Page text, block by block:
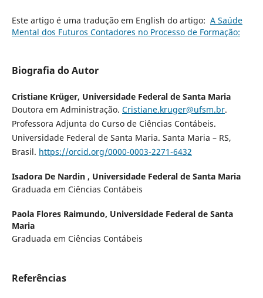
Este artigo é uma tradução em English do artigo: A Saúde
Mental dos Futuros Contadores no Processo de Formação:
Biografia do Autor
Cristiane Krüger, Universidade Federal de Santa Maria
Doutora em Administração. Cristiane.kruger@ufsm.br.
Professora Adjunta do Curso de Ciências Contábeis.
Universidade Federal de Santa Maria. Santa Maria – RS,
Brasil. https://orcid.org/0000-0003-2271-6432
Isadora De Nardin , Universidade Federal de Santa Maria
Graduada em Ciências Contábeis
Paola Flores Raimundo, Universidade Federal de Santa
Maria
Graduada em Ciências Contábeis
Referências